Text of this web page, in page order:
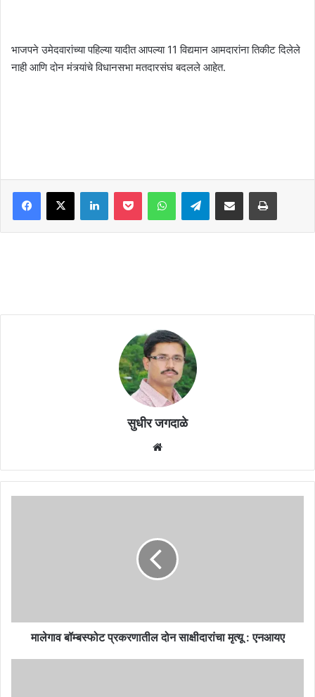
भाजपने उमेदवारांच्या पहिल्या यादीत आपल्या 11 विद्यमान आमदारांना तिकीट दिलेले
नाही आणि दोन मंत्र्यांचे विधानसभा मतदारसंघ बदलले आहेत.
Facebook
X LinkedInPocket WhatsAppTelegramShare via Email Print
सुधीर जगदाळे
मालेगाव बॉम्बस्फोट प्रकरणातील दोन साक्षीदारांचा मृत्यू : एनआयए